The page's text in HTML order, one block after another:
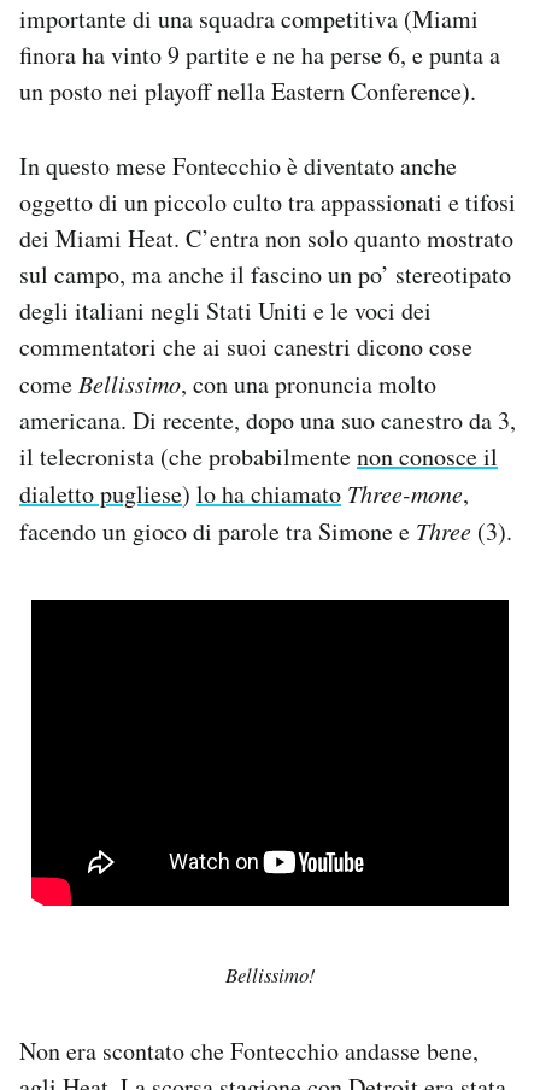
importante di una squadra competitiva (Miami
finora ha vinto 9 partite e ne ha perse 6, e punta a
un posto nei playoff nella Eastern Conference).
In questo mese Fontecchio è diventato anche
oggetto di un piccolo culto tra appassionati e tifosi
dei Miami Heat. C’entra non solo quanto mostrato
sul campo, ma anche il fascino un po’ stereotipato
degli italiani negli Stati Uniti e le voci dei
commentatori che ai suoi canestri dicono cose
come Bellissimo, con una pronuncia molto
americana. Di recente, dopo una suo canestro da 3,
il telecronista (che probabilmentenon conosce il
dialetto pugliese) lo ha chiamato Three-mone,
facendo un gioco di parole tra Simone e Three (3).
Bellissimo!
Non era scontato che Fontecchio andasse bene,